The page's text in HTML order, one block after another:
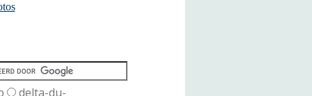
delta-du-